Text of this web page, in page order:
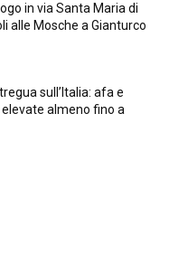
in via Santa Maria di
alle Mosche a Gianturco
sull’Italia: afa e
almeno fino a